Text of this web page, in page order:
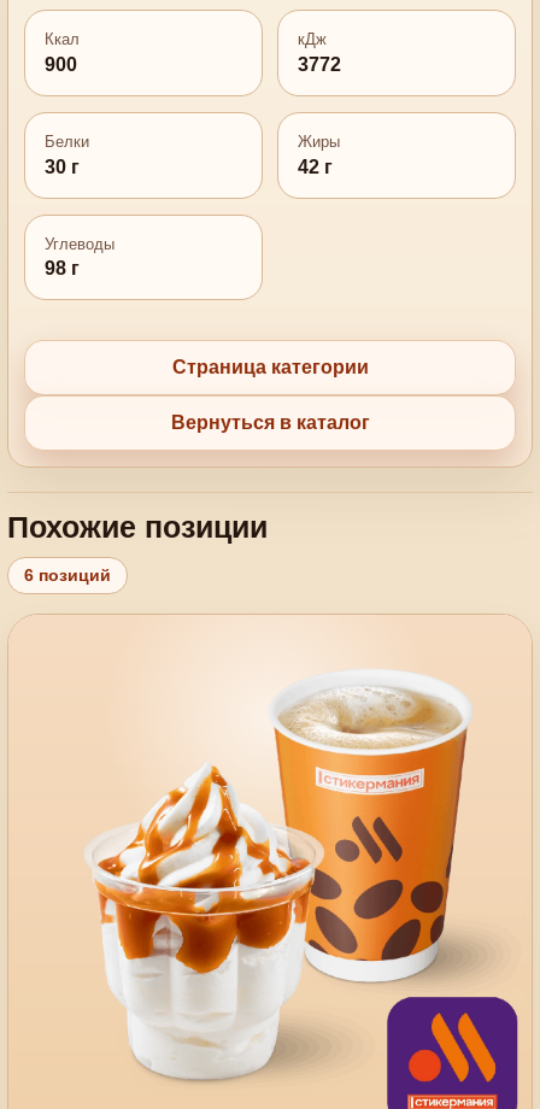
Ккал
900
кДж
3772
Белки
30 г
Жиры
42 г
Углеводы
98 г
Страница категории
Вернуться в каталог
Похожие позиции
6 позиций